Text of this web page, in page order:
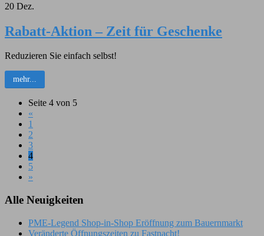
20 Dez.
Rabatt-Aktion – Zeit für Geschenke
Reduzieren Sie einfach selbst!
mehr...
Seite 4 von 5
«
1
2
3
4
5
»
Alle Neuigkeiten
PME-Legend Shop-in-Shop Eröffnung zum Bauernmarkt
Veränderte Öffnungszeiten zu Fastnacht!